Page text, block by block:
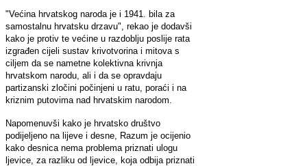
"Većina hrvatskog naroda je i 1941. bila za
samostalnu hrvatsku drzavu", rekao je dodavši
kako je protiv te većine u razdoblju poslije rata
izgrađen cijeli sustav krivotvorina i mitova s
ciljem da se nametne kolektivna krivnja
hrvatskom narodu, ali i da se opravdaju
partizanski zločini počinjeni u ratu, poraći i na
kriznim putovima nad hrvatskim narodom.
Napomenuvši kako je hrvatsko društvo
podijeljeno na lijeve i desne, Razum je ocijenio
kako desnica nema problema priznati ulogu
ljevice, za razliku od ljevice, koja odbija priznati